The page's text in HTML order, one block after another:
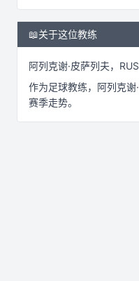
📖关于这位教练
阿列克谢·皮萨列夫， RUS
作为足球教练， 阿列克谢
赛季走势。